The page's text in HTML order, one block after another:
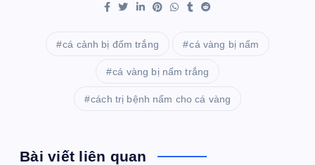
cá cảnh bị đốm trắng cá vàng bị nấm
cá vàng bị nấm trắng
cách trị bệnh nấm cho cá vàng
Bài viết liên quan